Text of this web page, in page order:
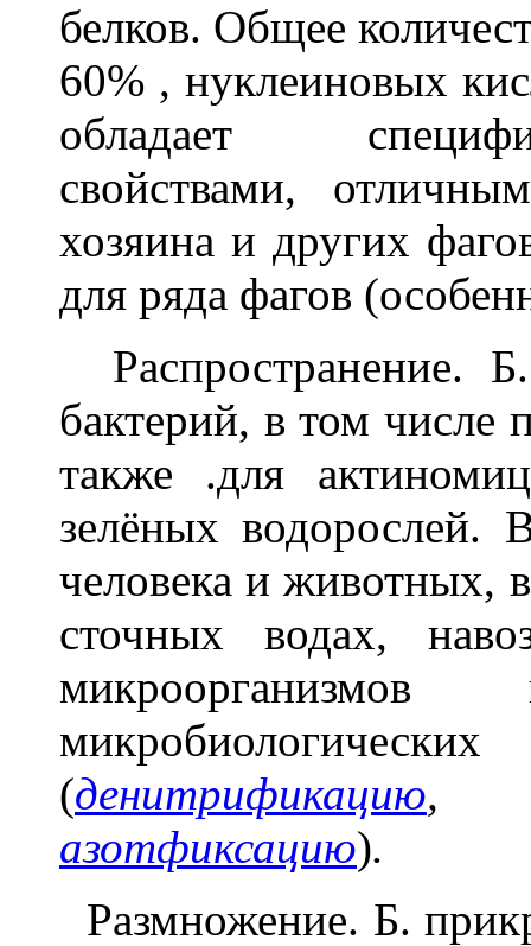
белков. Общее
60% , нуклеиновых
обладает
свойствами,
хозяина и других
для ряда фагов
Распространение.
бактерий, в том числе
также .для
зелёных водорослей.
человека и животных,
сточных водах,
(денитрификацию
азотфиксацию).
Размножение. Б.